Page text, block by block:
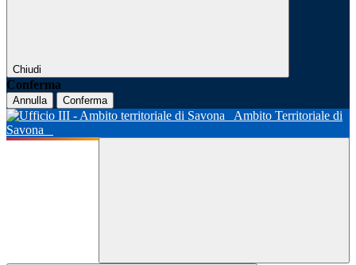
Chiudi
Conferma
Annulla Conferma
Ambito Territoriale di
Savona